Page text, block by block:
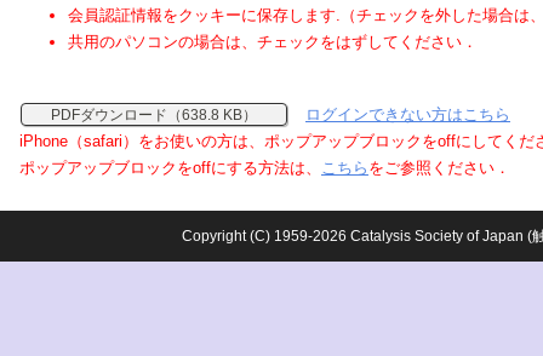
会員認証情報をクッキーに保存します.（チェックを外した場合は
共用のパソコンの場合は、チェックをはずしてください．
PDFダウンロード（638.8 KB）
ログインできない方はこちら
iPhone（safari）をお使いの方は、ポップアップブロックをoffにしてくだ
ポップアップブロックをoffにする方法は、 こちら をご参照ください．
Copyright (C) 1959-2026 Catalysis Society of Japan (